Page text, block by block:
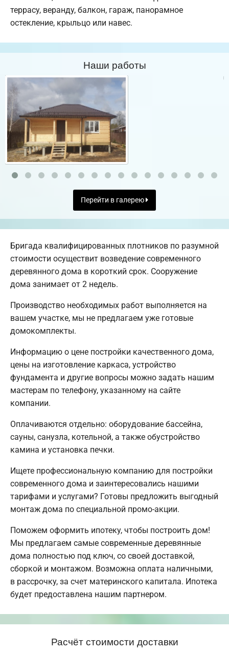
террасу, веранду, балкон, гараж, панорамное
остекление, крыльцо или навес.
Наши работы
Перейти в галерею
Бригада квалифицированных плотников по разумной
стоимости осуществит возведение современного
деревянного дома в короткий срок. Сооружение
дома занимает от 2 недель.
Производство необходимых работ выполняется на
вашем участке, мы не предлагаем уже готовые
домокомплекты.
Информацию о цене постройки качественного дома,
цены на изготовление каркаса, устройство
фундамента и другие вопросы можно задать нашим
мастерам по телефону, указанному на сайте
компании.
Оплачиваются отдельно: оборудование бассейна,
сауны, санузла, котельной, а также обустройство
камина и установка печки.
Ищете профессиональную компанию для постройки
современного дома и заинтересовались нашими
тарифами и услугами? Готовы предложить выгодный
монтаж дома по специальной промо-акции.
Поможем оформить ипотеку, чтобы построить дом!
Мы предлагаем самые современные деревянные
дома полностью под ключ, со своей доставкой,
сборкой и монтажом. Возможна оплата наличными,
в рассрочку, за счет материнского капитала. Ипотека
будет предоставлена нашим партнером.
Расчёт стоимости доставки